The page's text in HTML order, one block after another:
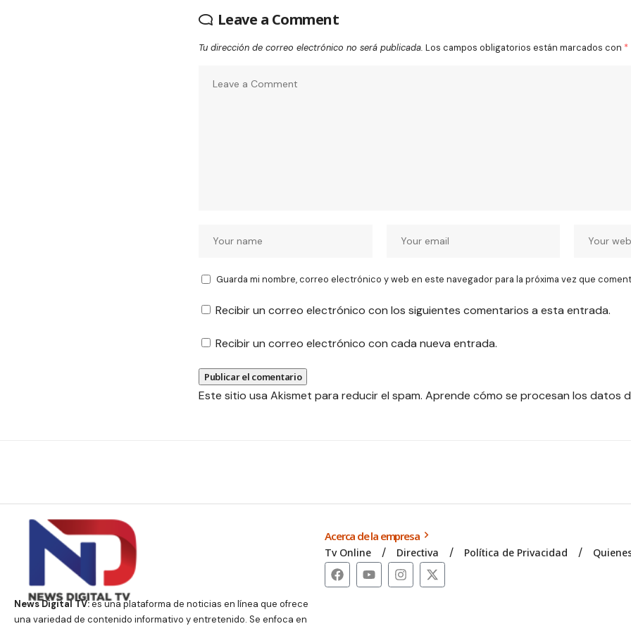
Leave a Comment
Tu dirección de correo electrónico no será publicada. Los campos obligatorios están marcados con *
Guarda mi nombre, correo electrónico y web en este navegador para la próxima vez que
Recibir un correo electrónico con los siguientes comentarios a esta entrada.
Recibir un correo electrónico con cada nueva entrada.
Este sitio usa Akismet para reducir el spam. Aprende cómo se procesan los datos
News Digital TV:es una plataforma de noticias en línea que ofrece
una variedad de contenido informativo y entretenido. Se enfoca en
Acerca de la empresa
Tv Online Directiva Política de Privacidad